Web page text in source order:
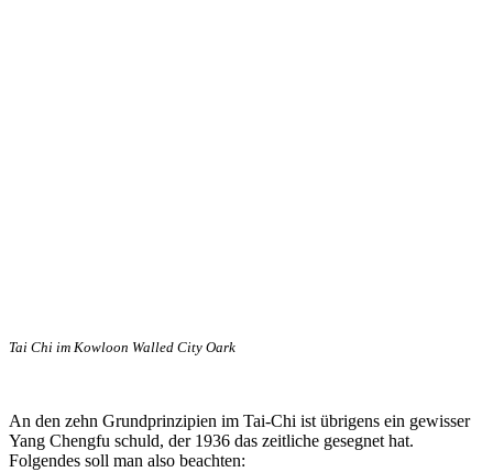
Tai Chi im Kowloon Walled City Oark
An den zehn Grundprinzipien im Tai-Chi ist übrigens ein gewisser
Yang Chengfu schuld, der 1936 das zeitliche gesegnet hat.
Folgendes soll man also beachten: